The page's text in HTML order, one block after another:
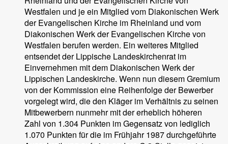
Westfalen und je ein Mitglied vom Diakonischen Werk
der Evangelischen Kirche im Rheinland und vom
Diakonischen Werk der Evangelischen Kirche von
Westfalen berufen werden. Ein weiteres Mitglied
entsendet der Lippische Landeskirchenrat im
Einvernehmen mit dem Diakonischen Werk der
Lippischen Landeskirche. Wenn nun diesem Gremium
von der Kommission eine Reihenfolge der Bewerber
vorgelegt wird, die den Kläger im Verhältnis zu seinen
Mitbewerbern nunmehr mit der erheblich höheren
Zahl von 1.304 Punkten im Gegensatz von lediglich
1.070 Punkten für die im Frühjahr 1987 durchgeführte